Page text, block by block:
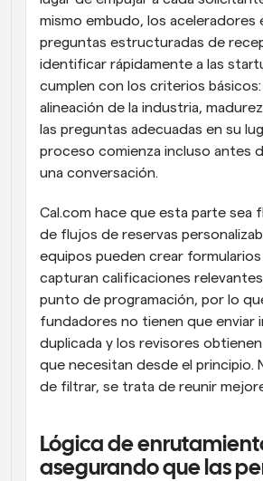
mismo embudo, los aceleradores
preguntas estructuradas de
identificar rápidamente a las
cumplen con los criterios
alineación de la industria,
las preguntas adecuadas en su
proceso comienza incluso antes
una conversación.
Cal.com hace que esta parte sea
de flujos de reservas
equipos pueden crear
capturan calificaciones
punto de programación, por lo
fundadores no tienen que enviar
duplicada y los revisores
que necesitan desde el principio.
de filtrar, se trata de reunir
Lógica de
asegurando que las